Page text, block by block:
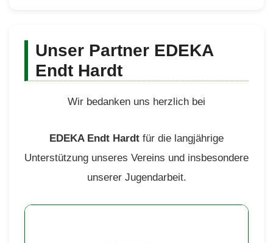
Unser Partner EDEKA
Endt Hardt
Wir bedanken uns herzlich bei
EDEKA Endt Hardt für die langjährige
Unterstützung unseres Vereins und insbesondere
unserer Jugendarbeit.